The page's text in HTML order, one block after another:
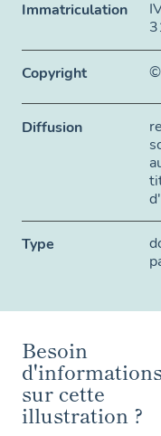
Immatriculation
Copyright ©
Diffusion
Type
Besoin
sur cette
illustration ?